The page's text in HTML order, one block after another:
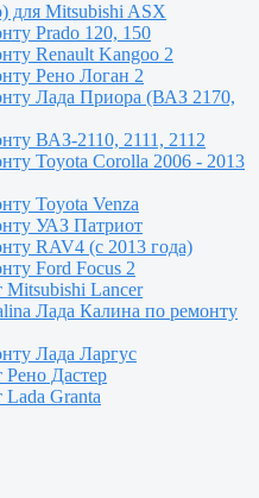
для Mitsubishi ASX
Prado 120, 150
Renault Kangoo 2
Рено Логан 2
Лада Приора (ВАЗ 2170,
ВАЗ-2110, 2111, 2112
Toyota Сorolla 2006 - 2013
Toyota Venza
УАЗ Патриот
RAV4 (с 2013 года)
Ford Focus 2
Mitsubishi Lancer
Лада Калина по ремонту
Лада Ларгус
Рено Дастер
Lada Granta